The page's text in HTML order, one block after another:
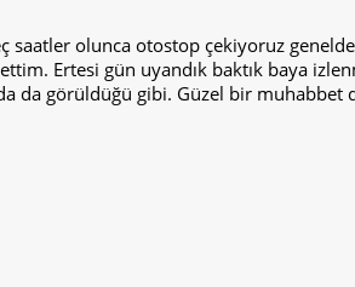
saatler olunca otostop çekiyoruz
Ertesi gün uyandık baktık baya
da görüldüğü gibi. Güzel bir muhabbet